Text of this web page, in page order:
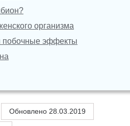
организма
побочные эффекты
Обновлено 28.03.2019